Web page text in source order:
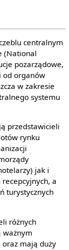
centralnym
(National
pozarządowe,
od organów
w zakresie
systemu
przedstawicieli
rynku
jak i
a
turystycznych
różnych
ważnym
mają duży